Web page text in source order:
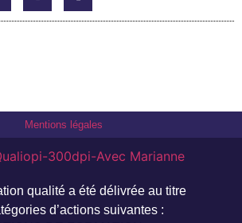
Mentions légales
qualité a été délivrée au titre
d’actions suivantes :